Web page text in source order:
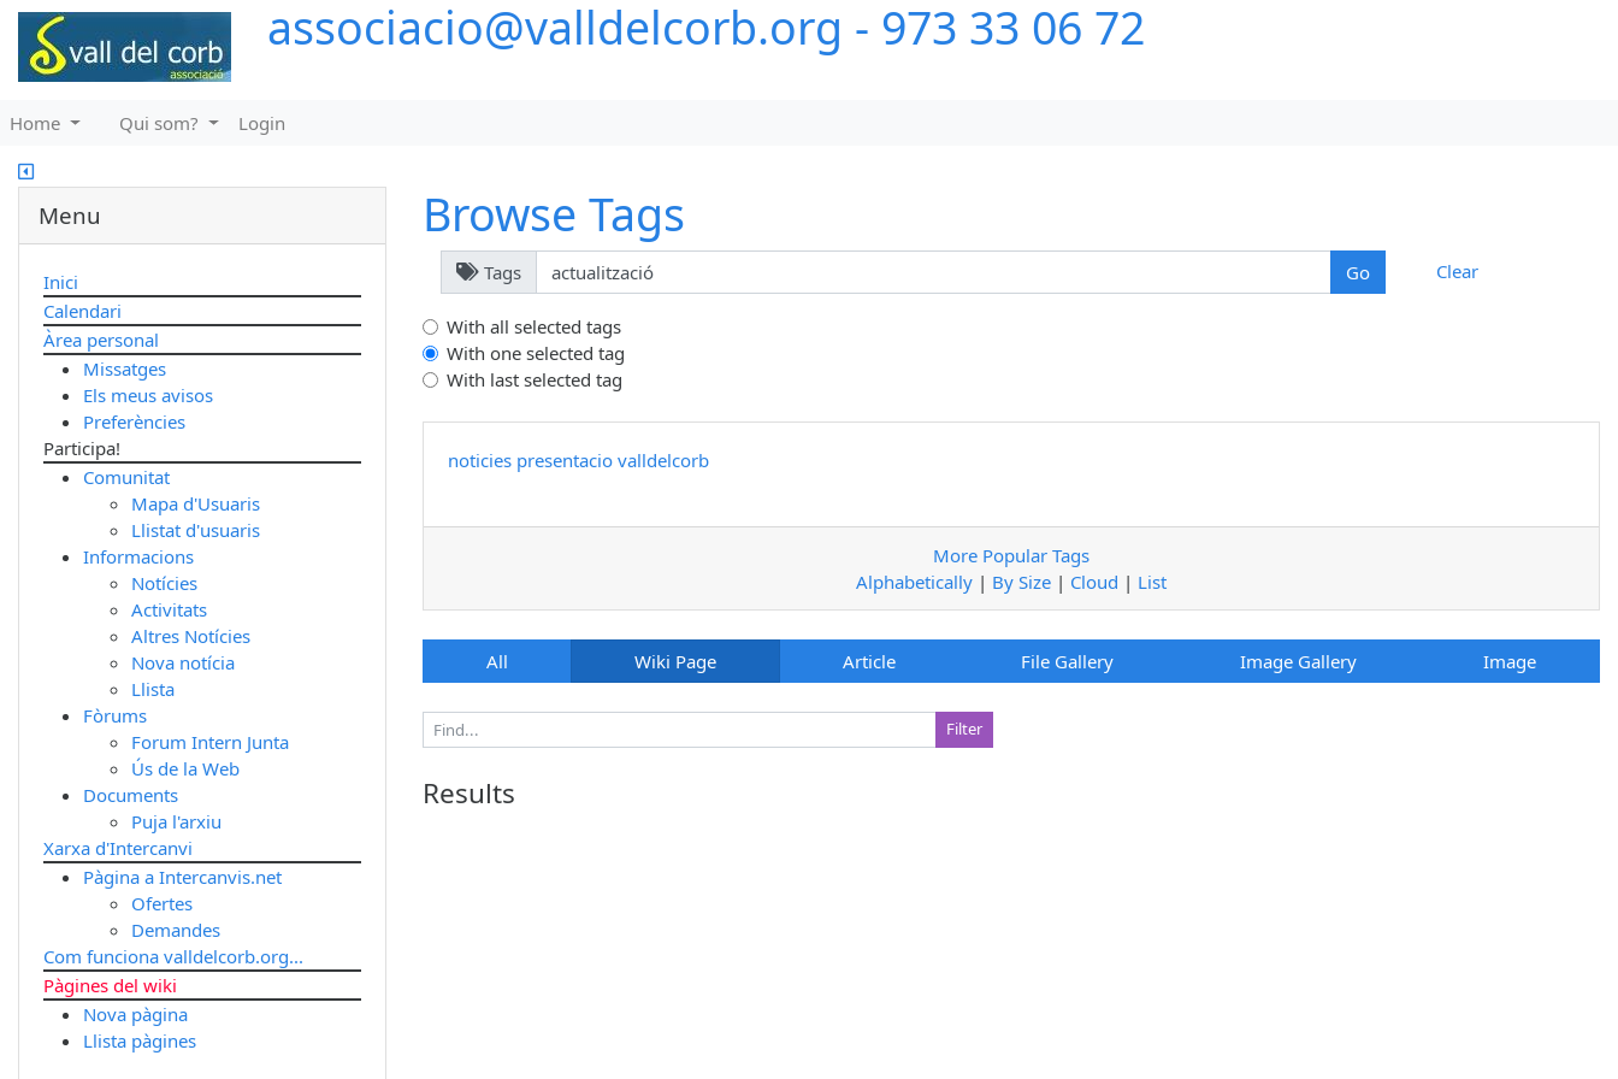
associacio@valldelcorb.org - 973 33 06 72
Home Qui som? Login
Browse Tags
Tags Clear
With all selected tags
With one selected tag
With last selected tag
noticies presentacio valldelcorb
More Popular Tags
Alphabetically | By Size | Cloud | List
All Wiki Page Article File Gallery Image Gallery Image
Results
Menu
Inici
Calendari
Àrea personal
Missatges
Els meus avisos
Preferències
Participa!
Comunitat
Mapa d'Usuaris
Llistat d'usuaris
Informacions
Notícies
Activitats
Altres Notícies
Nova notícia
Llista
Fòrums
Forum Intern Junta
Ús de la Web
Documents
Puja l'arxiu
Xarxa d'Intercanvi
Pàgina a Intercanvis.net
Ofertes
Demandes
Com funciona valldelcorb.org...
Pàgines del wiki
Nova pàgina
Llista pàgines